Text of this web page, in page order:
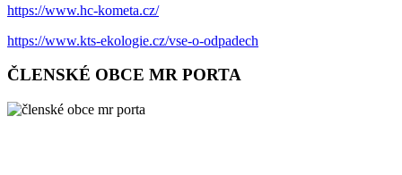
https://www.hc-kometa.cz/
https://www.kts-ekologie.cz/vse-o-odpadech
ČLENSKÉ OBCE MR PORTA